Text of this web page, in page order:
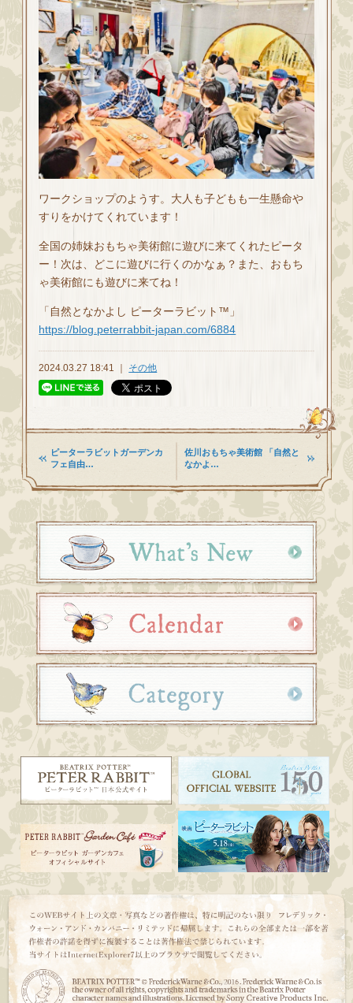
ワークショップのようす。大人も子どもも一生懸命や
すりをかけてくれています！
全国の姉妹おもちゃ美術館に遊びに来てくれたピータ
ー！次は、どこに遊びに行くのかなぁ？また、おもち
ゃ美術館にも遊びに来てね！
「自然となかよし ピーターラビット™」
https://blog.peterrabbit-japan.com/6884
2024.03.27 18:41 ｜ その他
ピーターラビットガーデンカ
フェ自由…
佐川おもちゃ美術館 「自然と
なかよ…